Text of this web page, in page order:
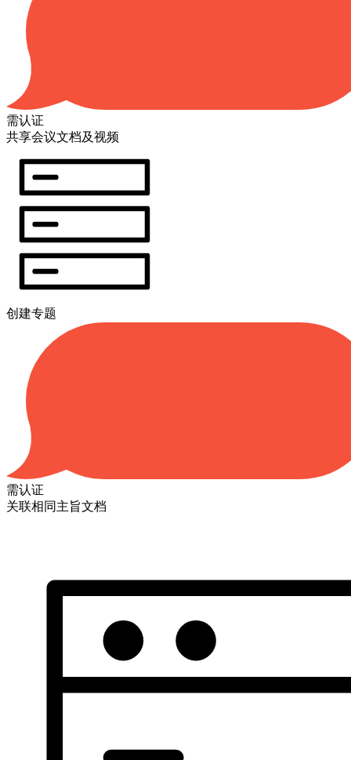
需认证
共享会议文档及视频
创建专题
需认证
关联相同主旨文档